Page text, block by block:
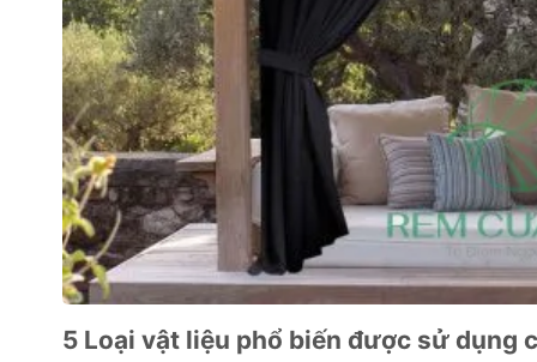
5 Loại vật liệu phổ biến được sử dụng